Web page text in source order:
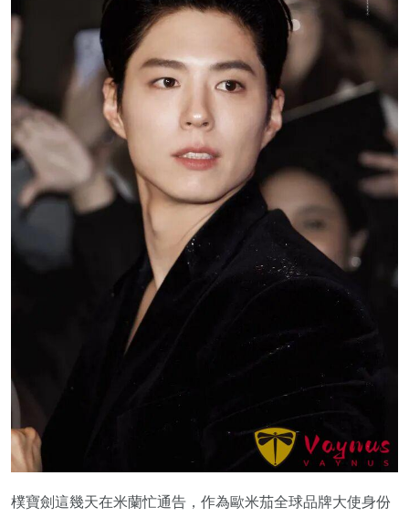
樸寶劍這幾天在米蘭忙通告，作為歐米茄全球品牌大使身份